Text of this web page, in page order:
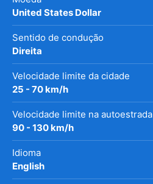
United States Dollar
Sentido de condução
Direita
Velocidade limite da cidade
25 - 70 km/h
Velocidade limite na autoestrada
90 - 130 km/h
Idioma
English